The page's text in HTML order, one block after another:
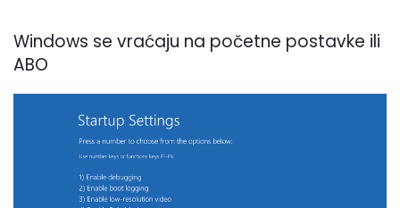
Windows se vraćaju na početne postavke ili
ABO